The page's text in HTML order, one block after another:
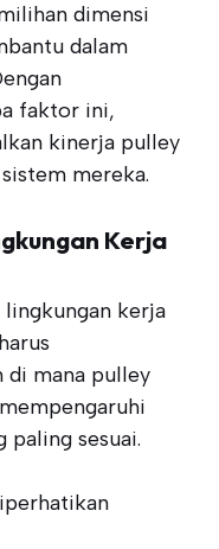
dimensi
dalam
faktor ini,
kinerja pulley
mereka.
Kerja
kerja
di mana pulley
paling sesuai.